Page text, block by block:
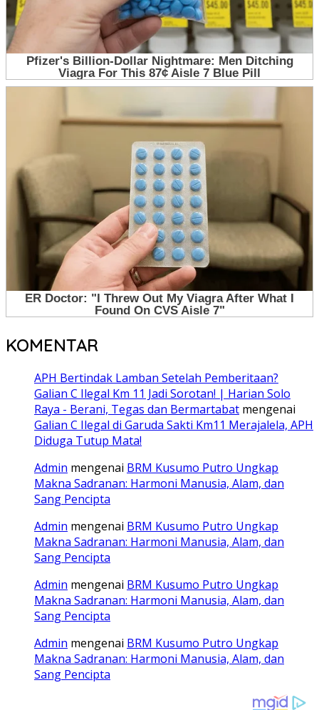
KOMENTAR
APH Bertindak Lamban Setelah Pemberitaan?
Galian C Ilegal Km 11 Jadi Sorotan! | Harian Solo
Raya - Berani, Tegas dan Bermartabat mengenai
Galian C Ilegal di Garuda Sakti Km11 Merajalela, APH
Diduga Tutup Mata!
Admin mengenai BRM Kusumo Putro Ungkap
Makna Sadranan: Harmoni Manusia, Alam, dan
Sang Pencipta
Admin mengenai BRM Kusumo Putro Ungkap
Makna Sadranan: Harmoni Manusia, Alam, dan
Sang Pencipta
Admin mengenai BRM Kusumo Putro Ungkap
Makna Sadranan: Harmoni Manusia, Alam, dan
Sang Pencipta
Admin mengenai BRM Kusumo Putro Ungkap
Makna Sadranan: Harmoni Manusia, Alam, dan
Sang Pencipta